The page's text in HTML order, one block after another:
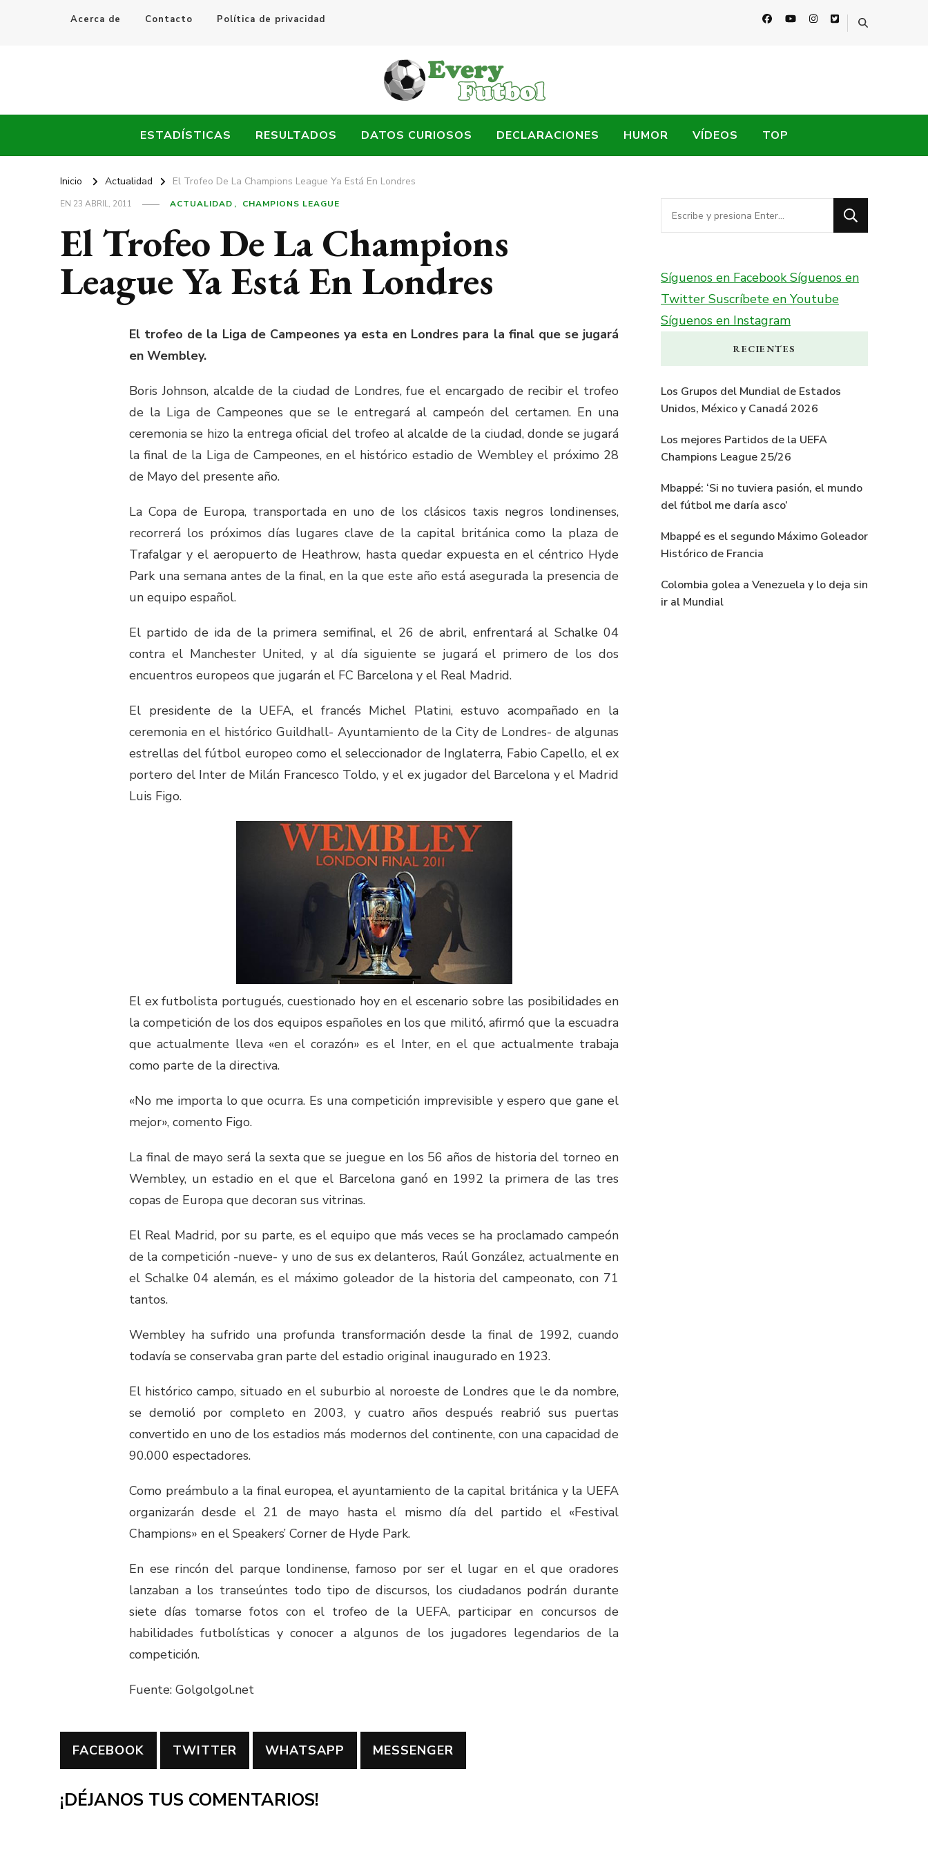
Acerca de Contacto Política de privacidad
Every Fútbol
ESTADÍSTICAS RESULTADOS DATOS CURIOSOS DECLARACIONES HUMOR VÍDEOS TOP
Inicio Actualidad El Trofeo De La Champions League Ya Está En Londres
EN 23 ABRIL, 2011 ACTUALIDAD CHAMPIONS LEAGUE
El Trofeo De La Champions
League Ya Está En Londres
El trofeo de la Liga de Campeones ya esta en Londres para la final que se jugará
en Wembley.
Boris Johnson, alcalde de la ciudad de Londres, fue el encargado de recibir el trofeo
de la Liga de Campeones que se le entregará al campeón del certamen. En una
ceremonia se hizo la entrega oficial del trofeo al alcalde de la ciudad, donde se jugará
la final de la Liga de Campeones, en el histórico estadio de Wembley el próximo 28
de Mayo del presente año.
La Copa de Europa, transportada en uno de los clásicos taxis negros londinenses,
recorrerá los próximos días lugares clave de la capital británica como la plaza de
Trafalgar y el aeropuerto de Heathrow, hasta quedar expuesta en el céntrico Hyde
Park una semana antes de la final, en la que este año está asegurada la presencia de
un equipo español.
El partido de ida de la primera semifinal, el 26 de abril, enfrentará al Schalke 04
contra el Manchester United, y al día siguiente se jugará el primero de los dos
encuentros europeos que jugarán el FC Barcelona y el Real Madrid.
El presidente de la UEFA, el francés Michel Platini, estuvo acompañado en la
ceremonia en el histórico Guildhall- Ayuntamiento de la City de Londres- de algunas
estrellas del fútbol europeo como el seleccionador de Inglaterra, Fabio Capello, el ex
portero del Inter de Milán Francesco Toldo, y el ex jugador del Barcelona y el Madrid
Luis Figo.
El ex futbolista portugués, cuestionado hoy en el escenario sobre las posibilidades en
la competición de los dos equipos españoles en los que militó, afirmó que la escuadra
que actualmente lleva «en el corazón» es el Inter, en el que actualmente trabaja
como parte de la directiva.
«No me importa lo que ocurra. Es una competición imprevisible y espero que gane el
mejor», comento Figo.
La final de mayo será la sexta que se juegue en los 56 años de historia del torneo en
Wembley, un estadio en el que el Barcelona ganó en 1992 la primera de las tres
copas de Europa que decoran sus vitrinas.
El Real Madrid, por su parte, es el equipo que más veces se ha proclamado campeón
de la competición -nueve- y uno de sus ex delanteros, Raúl González, actualmente en
el Schalke 04 alemán, es el máximo goleador de la historia del campeonato, con 71
tantos.
Wembley ha sufrido una profunda transformación desde la final de 1992, cuando
todavía se conservaba gran parte del estadio original inaugurado en 1923.
El histórico campo, situado en el suburbio al noroeste de Londres que le da nombre,
se demolió por completo en 2003, y cuatro años después reabrió sus puertas
convertido en uno de los estadios más modernos del continente, con una capacidad de
90.000 espectadores.
Como preámbulo a la final europea, el ayuntamiento de la capital británica y la UEFA
organizarán desde el 21 de mayo hasta el mismo día del partido el «Festival
Champions» en el Speakers’ Corner de Hyde Park.
En ese rincón del parque londinense, famoso por ser el lugar en el que oradores
lanzaban a los transeúntes todo tipo de discursos, los ciudadanos podrán durante
siete días tomarse fotos con el trofeo de la UEFA, participar en concursos de
habilidades futbolísticas y conocer a algunos de los jugadores legendarios de la
competición.
Fuente: Golgolgol.net
FACEBOOK TWITTER WHATSAPP MESSENGER
¡DÉJANOS TUS COMENTARIOS!
¿Buscas
algo?
Síguenos en FacebookSíguenos en
Twitter Suscríbete en Youtube
Síguenos en Instagram
RECIENTES
Los Grupos del Mundial de Estados
Unidos, México y Canadá 2026
Los mejores Partidos de la UEFA
Champions League 25/26
Mbappé: ‘Si no tuviera pasión, el mundo
del fútbol me daría asco’
Mbappé es el segundo Máximo Goleador
Histórico de Francia
Colombia golea a Venezuela y lo deja sin
ir al Mundial